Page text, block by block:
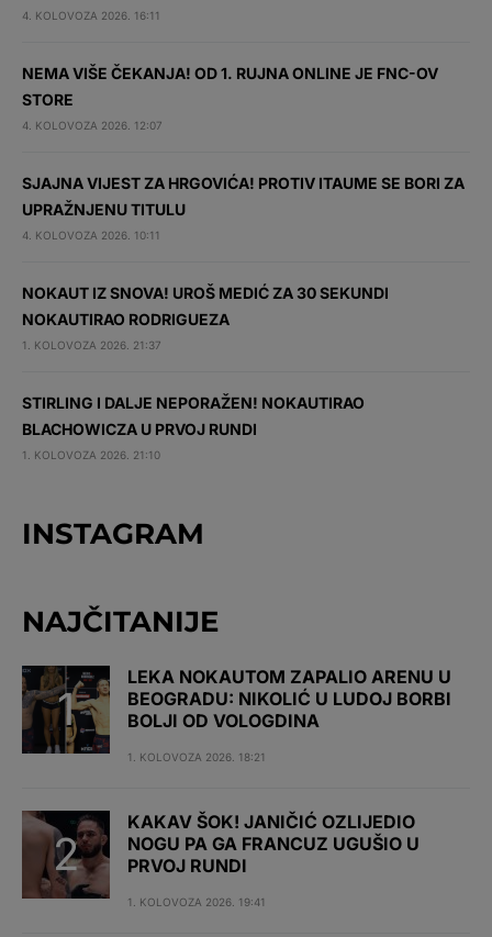
4. KOLOVOZA 2026. 16:11
NEMA VIŠE ČEKANJA! OD 1. RUJNA ONLINE JE FNC-OV
STORE
4. KOLOVOZA 2026. 12:07
SJAJNA VIJEST ZA HRGOVIĆA! PROTIV ITAUME SE BORI ZA
UPRAŽNJENU TITULU
4. KOLOVOZA 2026. 10:11
NOKAUT IZ SNOVA! UROŠ MEDIĆ ZA 30 SEKUNDI
NOKAUTIRAO RODRIGUEZA
1. KOLOVOZA 2026. 21:37
STIRLING I DALJE NEPORAŽEN! NOKAUTIRAO
BLACHOWICZA U PRVOJ RUNDI
1. KOLOVOZA 2026. 21:10
INSTAGRAM
NAJČITANIJE
LEKA NOKAUTOM ZAPALIO ARENU U
BEOGRADU: NIKOLIĆ U LUDOJ BORBI
BOLJI OD VOLOGDINA
1. KOLOVOZA 2026. 18:21
KAKAV ŠOK! JANIČIĆ OZLIJEDIO
NOGU PA GA FRANCUZ UGUŠIO U
PRVOJ RUNDI
1. KOLOVOZA 2026. 19:41